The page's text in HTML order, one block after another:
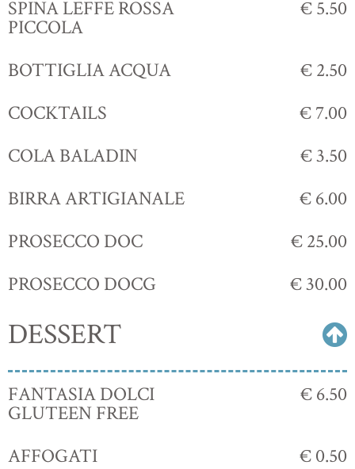
SPINA LEFFE ROSSA
PICCOLA
€ 5.50
BOTTIGLIA ACQUA
€ 2.50
COCKTAILS
€ 7.00
COLA BALADIN
€ 3.50
BIRRA ARTIGIANALE
€ 6.00
PROSECCO DOC
€ 25.00
PROSECCO DOCG
€ 30.00
DESSERT
FANTASIA DOLCI
GLUTEEN FREE
€ 6.50
AFFOGATI
€ 0.50